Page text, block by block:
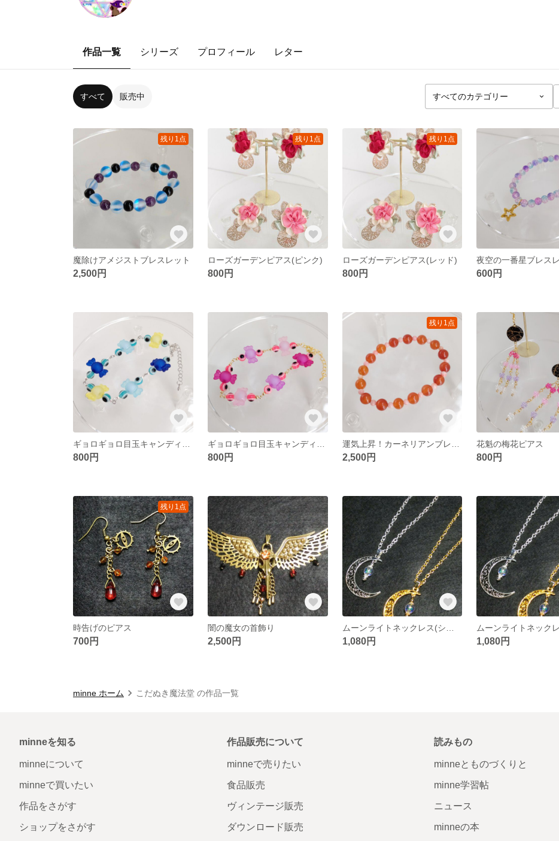
作品一覧 シリーズ プロフィール レター
すべて 販売中
残り1点
魔除けアメジストブレスレット
2,500円
残り1点
ローズガーデンピアス(ピンク)
800円
残り1点
ローズガーデンピアス(レッド)
800円
夜空の一番星ブレス
600円
800円 800円
残り1点
2,500円
花魁の梅花ピアス
800円
残り1点
時告げのピアス
700円
闇の魔女の首飾り
2,500円 1,080円 1,080円
minne ホーム こだぬき魔法堂 の作品一覧
minneを知る
minneについて
minneで買いたい
作品をさがす
ショップをさがす
作品販売について
minneで売りたい
食品販売
ヴィンテージ販売
ダウンロード販売
読みもの
minneとものづくりと
minne学習帖
ニュース
minneの本